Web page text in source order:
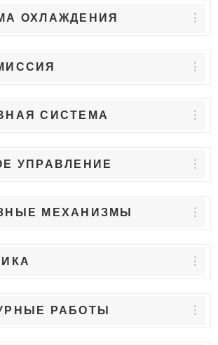
ОХЛАЖДЕНИЯ
СИСТЕМА
УПРАВЛЕНИЕ
МЕХАНИЗМЫ
РАБОТЫ